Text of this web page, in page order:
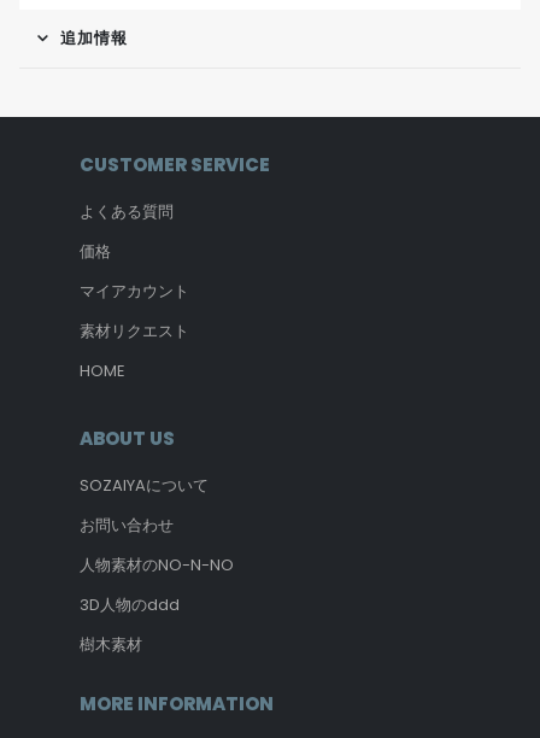
追加情報
CUSTOMER SERVICE
よくある質問
価格
マイアカウント
素材リクエスト
HOME
ABOUT US
SOZAIYAについて
お問い合わせ
人物素材のNO-N-NO
3D人物のddd
樹木素材
MORE INFORMATION